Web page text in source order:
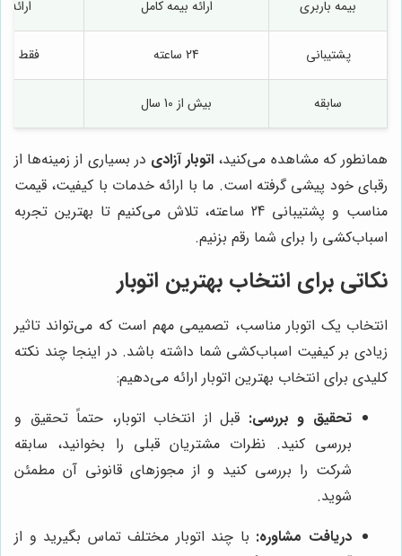
بیمه باربری ارائه بیمه کامل
پشتیبانی 24 ساعته فقط در
سابقه بیش از 10 سال
همانطور که مشاهده می‌کنید، اتوبار آزادی در بسیاری از زمینه‌ها از
رقبای خود پیشی گرفته است. ما با ارائه خدمات با کیفیت، قیمت
مناسب و پشتیبانی 24 ساعته، تلاش می‌کنیم تا بهترین تجربه
اسباب‌کشی را برای شما رقم بزنیم.
نکاتی برای انتخاب بهترین اتوبار
انتخاب یک اتوبار مناسب، تصمیمی مهم است که می‌تواند تاثیر
زیادی بر کیفیت اسباب‌کشی شما داشته باشد. در اینجا چند نکته
کلیدی برای انتخاب بهترین اتوبار ارائه می‌دهیم:
تحقیق و بررسی: قبل از انتخاب اتوبار، حتماً تحقیق و
بررسی کنید. نظرات مشتریان قبلی را بخوانید، سابقه
شرکت را بررسی کنید و از مجوزهای قانونی آن مطمئن
شوید.
دریافت مشاوره: با چند اتوبار مختلف تماس بگیرید و از